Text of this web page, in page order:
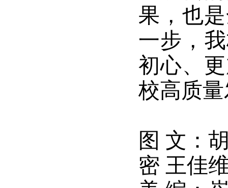
果，也
一步，
初心、
校高质
图 文：
密 王佳